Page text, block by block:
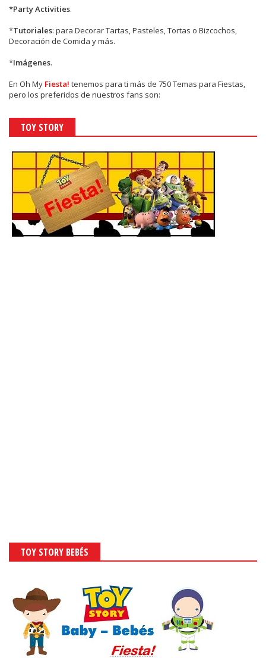
*Party Activities.
*Tutoriales: para Decorar Tartas, Pasteles, Tortas o Bizcochos,
Decoración de Comida y más.
*Imágenes.
En Oh My Fiesta! tenemos para ti más de 750 Temas para Fiestas,
pero los preferidos de nuestros fans son:
TOY STORY
TOY STORY BEBÉS